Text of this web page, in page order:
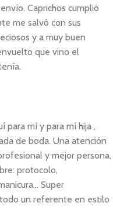
Caprichos cumplió
me salvó con sus
y a muy buen
que vino el
para mí y para mí hija ,
de boda. Una atención
y mejor persona,
protocolo,
Super
un referente en estilo